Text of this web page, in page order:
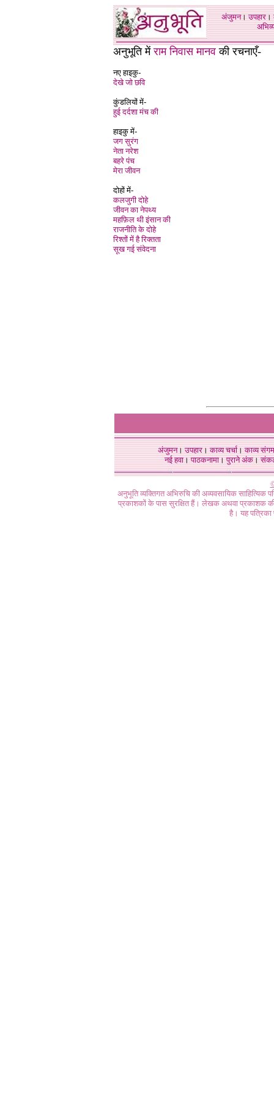
अंजुमन।उपहार।
अनुभूति मेंराम निवास मानव की रचनाएँ-
नए हाइकु-
देखे जो छवि
कुंडलियों में-
हुई दर्दशा मंच की
हाइकु में-
जग सुरंग
नेता नरेश
बहरे पंच
मेरा जीवन
दोहों में-
कलजुगी दोहे
जीवन का नेपथ्य
महफ़िल थी इंसान की
राजनीति के दोहे
रिश्तों में है रिक्तता
सूख गई संवेदना
अंजुमन।उपहार।काव्य चर्चा।काव्य संगम
नई हवा। पाठकनामा। पुराने अंक।
अनुभूति व्यक्तिगत अभिरुचि की अव्यवसायिक
प्रकाशकों के पास सुरक्षित हैं। लेखक अथवा प्रकाशक की
है। यह पत्रिका